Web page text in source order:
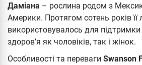
Даміана – рослина родом з
Америки. Протягом сотень років її
використовувалось для підтримки
здоров’я як чоловіків, так і жінок.
Особливості та переваги Swanson